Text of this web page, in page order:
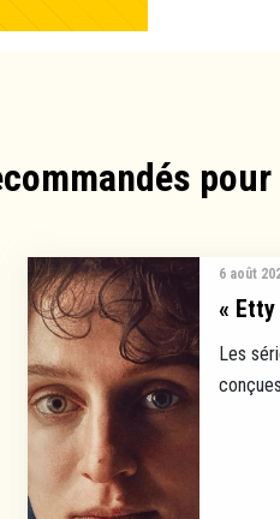
6 août
«
Les